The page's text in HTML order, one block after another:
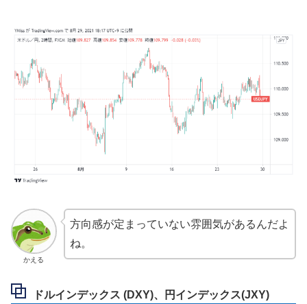
かえる
方向感が定まっていない雰囲気があるんだよ
ね。
ドルインデックス (DXY)、円インデックス(JXY)